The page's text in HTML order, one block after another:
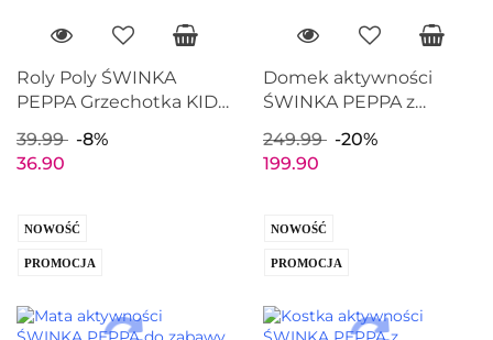
Roly Poly ŚWINKA
PEPPA Grzechotka KIDS
39.99
-8%
36.90
Domek aktywności
ŚWINKA PEPPA z
KIDS PP17087
249.99
-20%
199.90
NOWOŚĆ
PROMOCJA
NOWOŚĆ
PROMOCJA